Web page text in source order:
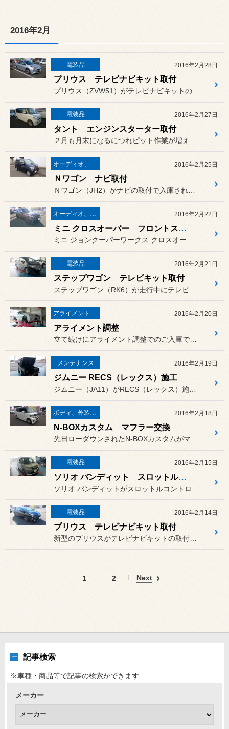
2016年2月
電装品 2016年2月28日
プリウス テレビナビキット取付
電装品 2016年2月27日
タント エンジンスターター取付
オーディオ、ナビ取り付け 2016年2月25日
Ｎワゴン ナビ取付
オーディオ、ナビ取り付け 2016年2月22日
ミニ クロスオーバー フロントスピーカー交換
電装品 2016年2月21日
ステップワゴン テレビキット取付
アライメント調整 2016年2月20日
アライメント調整
メンテナンス 2016年2月19日
ジムニー RECS（レックス）施工
ボディ、外装関連 2016年2月18日
N-BOXカスタム マフラー交換
電装品 2016年2月15日
ソリオ バンディット スロットルコントローラー取付
電装品 2016年2月14日
プリウス テレビナビキット取付
1 2 Next
記事検索
※車種・商品等で記事の検索ができます
メーカー